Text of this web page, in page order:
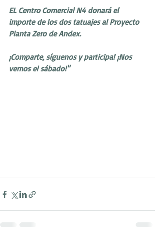
EL Centro Comercial N4 donará el
importe de los dos tatuajes al Proyecto
Planta Zero de Andex.
¡Comparte, síguenos y participa! ¡Nos
vemos el sábado!"